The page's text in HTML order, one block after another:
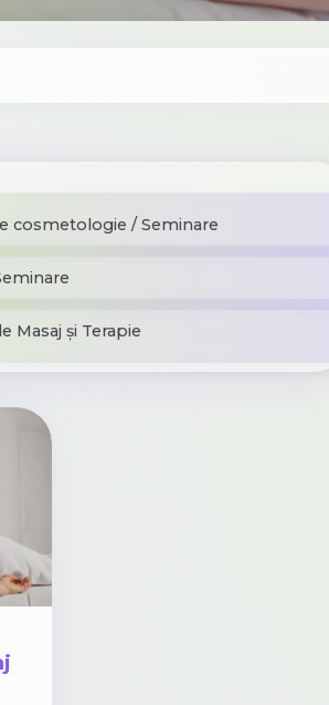
cosmetologie / Seminare
Masaj și Terapie